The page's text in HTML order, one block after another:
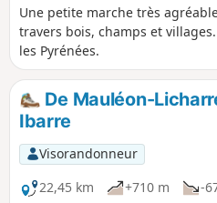
Une petite marche très
travers bois, champs et
les Pyrénées.
De Mauléon-
Ibarre
Visorandonneur
22,45 km
+710 m -